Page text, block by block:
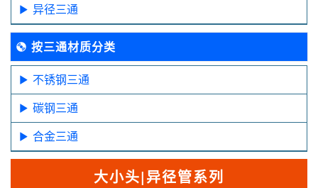
异径三通
按三通材质分类
不锈钢三通
碳钢三通
合金三通
大小头|异径管系列